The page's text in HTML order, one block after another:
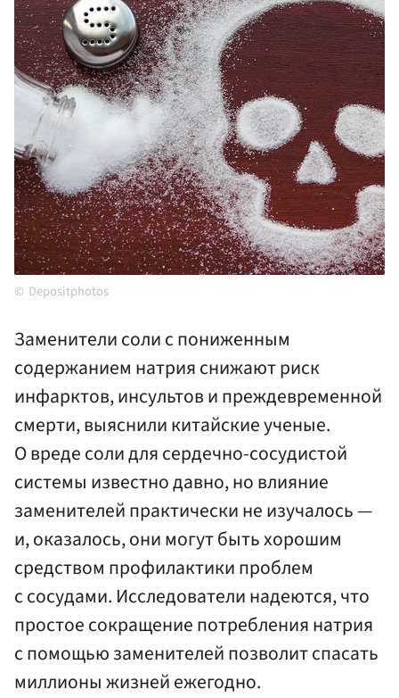
Depositphotos
Заменители соли с пониженным
содержанием натрия снижают риск
инфарктов, инсультов и преждевременной
смерти, выяснили китайские ученые.
О вреде соли для сердечно-сосудистой
системы известно давно, но влияние
заменителей практически не изучалось —
и, оказалось, они могут быть хорошим
средством профилактики проблем
с сосудами. Исследователи надеются, что
простое сокращение потребления натрия
с помощью заменителей позволит спасать
миллионы жизней ежегодно.